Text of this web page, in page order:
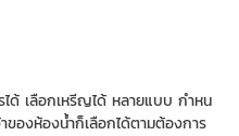
ได้ เลือกเหรีญได้ หลายแบบ กำหน
ของห้องน้ำก็เลือกได้ตามต้องการ